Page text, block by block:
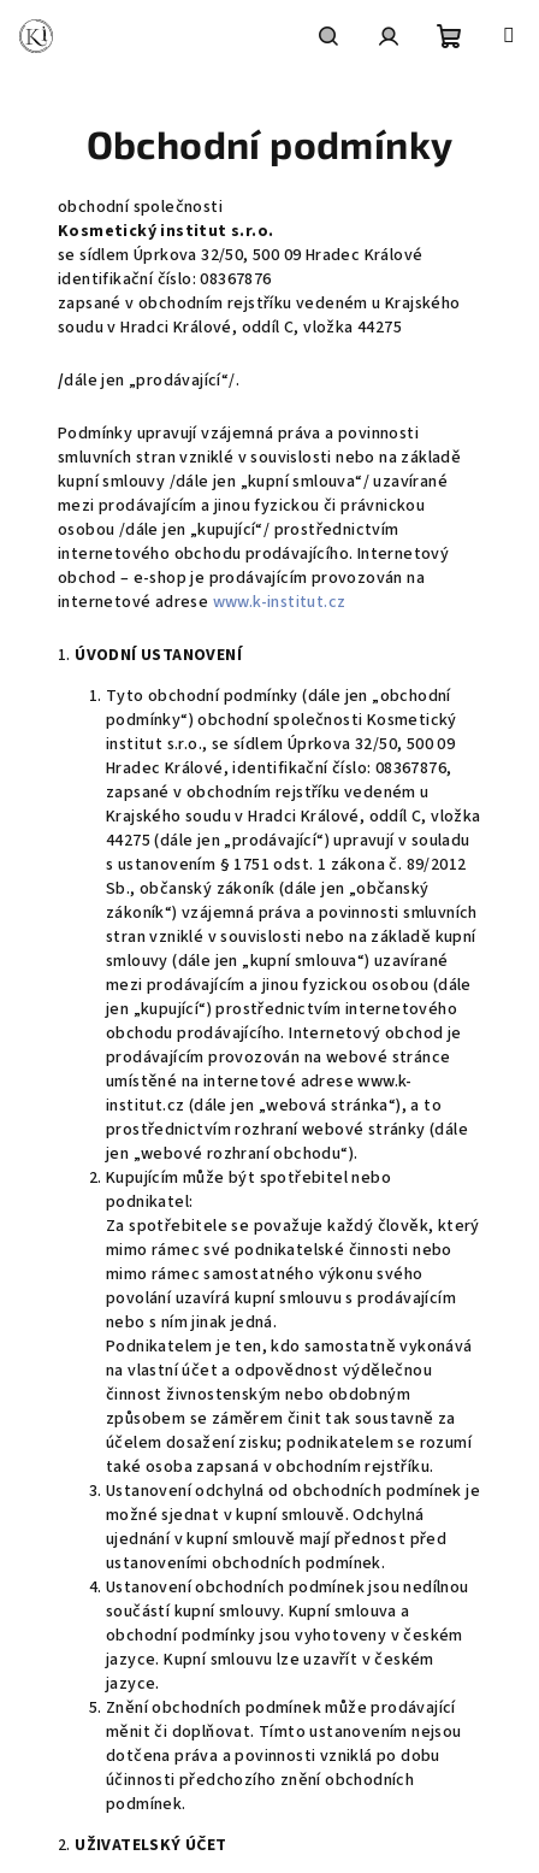
obsah
košík
Obchodní podmínky
obchodní společnosti
Kosmetický institut s.r.o.
se sídlem Úprkova 32/50, 500 09 Hradec Králové
identifikační číslo: 08367876
zapsané v obchodním rejstříku vedeném u Krajského
soudu v Hradci Králové, oddíl C, vložka 44275
/dále jen „prodávající“/.
Podmínky upravují vzájemná práva a povinnosti
smluvních stran vzniklé v souvislosti nebo na základě
kupní smlouvy /dále jen „kupní smlouva“/ uzavírané
mezi prodávajícím a jinou fyzickou či právnickou
osobou /dále jen „kupující“/ prostřednictvím
internetového obchodu prodávajícího. Internetový
obchod – e-shop je prodávajícím provozován na
internetové adrese www.k-institut.cz
1. ÚVODNÍ USTANOVENÍ
Tyto obchodní podmínky (dále jen „obchodní
podmínky“) obchodní společnosti Kosmetický
institut s.r.o., se sídlem Úprkova 32/50, 500 09
Hradec Králové, identifikační číslo: 08367876,
zapsané v obchodním rejstříku vedeném u
Krajského soudu v Hradci Králové, oddíl C, vložka
44275 (dále jen „prodávající“) upravují v souladu
s ustanovením § 1751 odst. 1 zákona č. 89/2012
Sb., občanský zákoník (dále jen „občanský
zákoník“) vzájemná práva a povinnosti smluvních
stran vzniklé v souvislosti nebo na základě kupní
smlouvy (dále jen „kupní smlouva“) uzavírané
mezi prodávajícím a jinou fyzickou osobou (dále
jen „kupující“) prostřednictvím internetového
obchodu prodávajícího. Internetový obchod je
prodávajícím provozován na webové stránce
umístěné na internetové adrese www.k-
institut.cz (dále jen „webová stránka“), a to
prostřednictvím rozhraní webové stránky (dále
jen „webové rozhraní obchodu“).
Kupujícím může být spotřebitel nebo
podnikatel:
Za spotřebitele se považuje každý člověk, který
mimo rámec své podnikatelské činnosti nebo
mimo rámec samostatného výkonu svého
povolání uzavírá kupní smlouvu s prodávajícím
nebo s ním jinak jedná.
Podnikatelem je ten, kdo samostatně vykonává
na vlastní účet a odpovědnost výdělečnou
činnost živnostenským nebo obdobným
způsobem se záměrem činit tak soustavně za
účelem dosažení zisku; podnikatelem se rozumí
také osoba zapsaná v obchodním rejstříku.
Ustanovení odchylná od obchodních podmínek je
možné sjednat v kupní smlouvě. Odchylná
ujednání v kupní smlouvě mají přednost před
ustanoveními obchodních podmínek.
Ustanovení obchodních podmínek jsou nedílnou
součástí kupní smlouvy. Kupní smlouva a
obchodní podmínky jsou vyhotoveny v českém
jazyce. Kupní smlouvu lze uzavřít v českém
jazyce.
Znění obchodních podmínek může prodávající
měnit či doplňovat. Tímto ustanovením nejsou
dotčena práva a povinnosti vzniklá po dobu
účinnosti předchozího znění obchodních
podmínek.
2. UŽIVATELSKÝ ÚČET